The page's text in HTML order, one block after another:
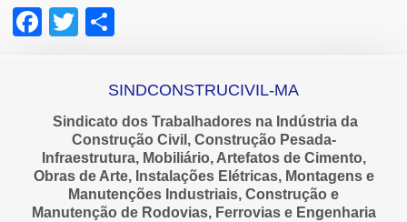
Facebook
Twitter
SINDCONSTRUCIVIL-MA
Sindicato dos Trabalhadores na Indústria da
Construção Civil, Construção Pesada-
Infraestrutura, Mobiliário, Artefatos de Cimento,
Obras de Arte, Instalações Elétricas, Montagens e
Manutenções Industriais, Construção e
Manutenção de Rodovias, Ferrovias e Engenharia